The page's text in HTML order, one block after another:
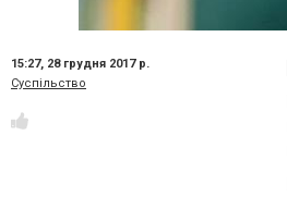
15:27, 28 грудня 2017 р.
Суспільство